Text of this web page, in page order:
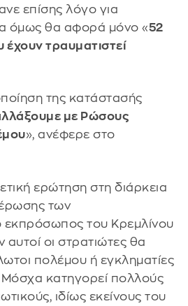
επίσης λόγο για
όμως θα αφορά μόνο «52
έχουν τραυματιστεί
της κατάστασής
με Ρώσους
», ανέφερε στο
ερώτηση στη διάρκεια
των
του Κρεμλίνου
αυτοί οι στρατιώτες θα
πολέμου ή εγκληματίες
κατηγορεί πολλούς
ιδίως εκείνους του